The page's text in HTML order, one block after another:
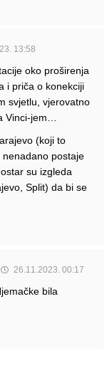
13:58
oko proširenja
i priča o konekciji
svjetlu, vjerovatno
Vinci-jem…
(koji to
postaje
su izgleda
Split) da bi se
26.11.2023. 00:17
bila